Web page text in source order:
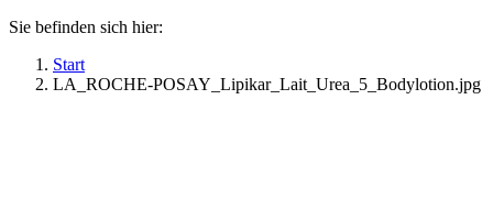
Sie befinden sich hier:
Start
LA_ROCHE-POSAY_Lipikar_Lait_Urea_5_Bodylotion.jpg